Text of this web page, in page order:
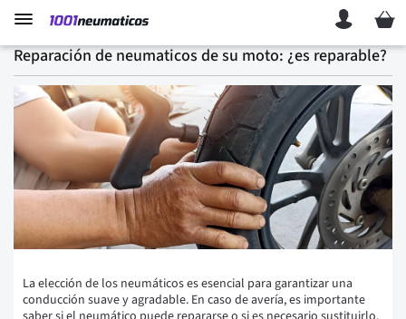
Mi
Reparación de neumaticos de su moto: ¿es reparable?
La elección de los neumáticos es esencial para garantizar una
conducción suave y agradable. En caso de avería, es importante